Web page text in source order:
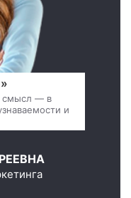
смысл — в
и